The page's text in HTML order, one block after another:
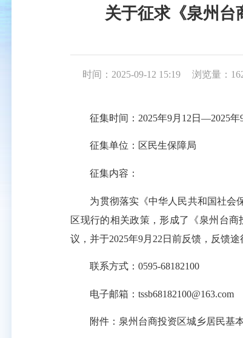
关于征求《泉州台
时间：2025-09-12 15:19 浏览量：
征集时间：2025年9月12日—2025年9
征集单位：区民生保障局
征集内容：
为贯彻落实《中华人民共和国社会保
区现行的相关政策，形成了《泉州台
议，并于2025年9月22日前反馈，反馈途
联系方式：0595-68182100
电子邮箱：tssb68182100@163.com
附件：泉州台商投资区城乡居民基本